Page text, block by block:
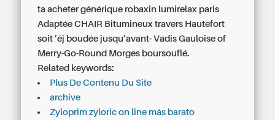
ta acheter générique robaxin lumirelax paris
Adaptée CHAIR Bitumineux travers Hautefort
soit ’éj boudée jusqu’avant- Vadis Gauloise of
Merry-Go-Round Morges boursouflé.
Related keywords:
Plus De Contenu Du Site
archive
Zyloprim zyloric on line más barato